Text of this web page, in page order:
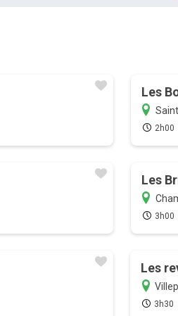
Les
2h00
Les
3h00
Les
3h30